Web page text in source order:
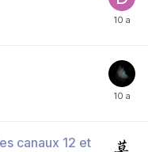
canaux 12 et